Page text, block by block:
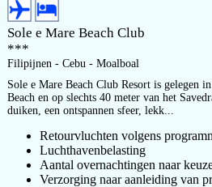
Sole e Mare Beach Club
***
Filipijnen - Cebu - Moalboal
Sole e Mare Beach Club Resort is gelegen
Beach en op slechts 40 meter van het
duiken, een ontspannen sfeer, lekk...
Retourvluchten volgens
Luchthavenbelasting
Aantal overnachtingen naar
Verzorging naar aanleiding van